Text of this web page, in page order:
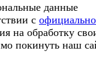
данные
с
на обработку
покинуть наш